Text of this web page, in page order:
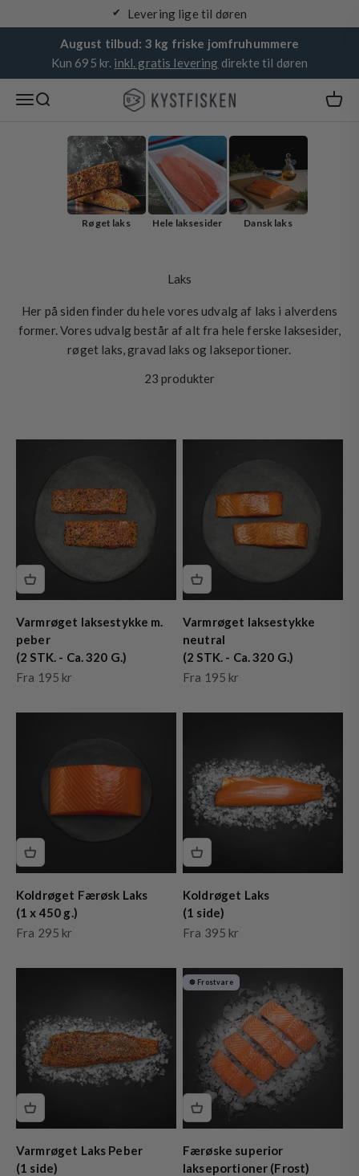
Garanteret friskhed
August tilbud: 3 kg friske jomfruhummere
Kun 695 kr. inkl. gratis levering direkte til døren
Åbn navigationsmenu
Åbn søgefunktionKystfisken
Røget laks Hele laksesider Dansk laks
Laks
Her på siden finder du hele vores udvalg af laks i alverdens
former. Vores udvalg består af alt fra hele ferske laksesider,
røget laks, gravad laks og lakseportioner.
23 produkter
Varmrøget laksestykke m.
peber
(2 STK. - Ca. 320 G.)
Salgspris
Fra 195 kr
Varmrøget laksestykke
neutral
(2 STK. - Ca. 320 G.)
Salgspris
Fra 195 kr
Koldrøget Færøsk Laks
(1 x 450 g.)
Salgspris
Fra 295 kr
Koldrøget Laks
(1 side)
Salgspris
Fra 395 kr
Varmrøget Laks Peber
(1 side)
❆ Frostvare
Færøske superior
lakseportioner (Frost)